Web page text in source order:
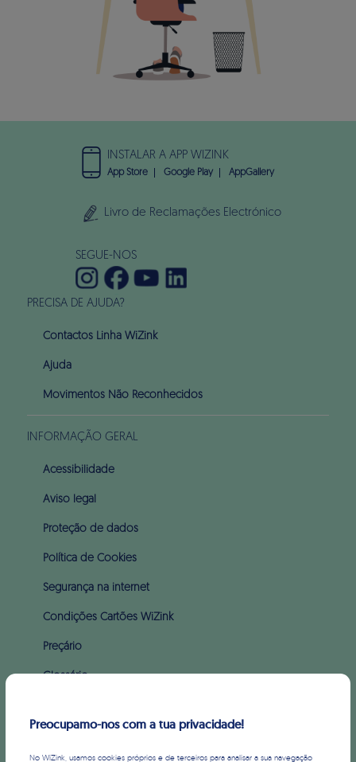
PRECISA DE AJUDA?
Contactos Linha WiZink
Ajuda
Movimentos Não Reconhecidos
INFORMAÇÃO GERAL
Acessibilidade
Aviso legal
Proteção de dados
Política de Cookies
Segurança na internet
Condições Cartões WiZink
Preçário
Glossário
INSTALAR A APP WIZINK
App Store Google Play AppGallery
Livro de Reclamações Electrónico
SEGUE-NOS
Preocupamo-nos com a tua privacidade!
No WiZink, usamos cookies próprios e de terceiros para analisar a sua navegação